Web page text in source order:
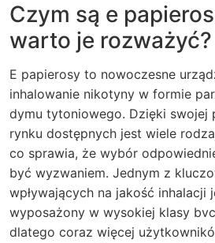
Czym są e
warto je rozważyć?
E papierosy to nowoczesne
inhalowanie nikotyny w formie
dymu tytoniowego. Dzięki swojej
rynku dostępnych jest wiele
co sprawia, że wybór
być wyzwaniem. Jednym z
wpływających na jakość inhalacji
wyposażony w wysokiej klasy bvc
dlatego coraz więcej